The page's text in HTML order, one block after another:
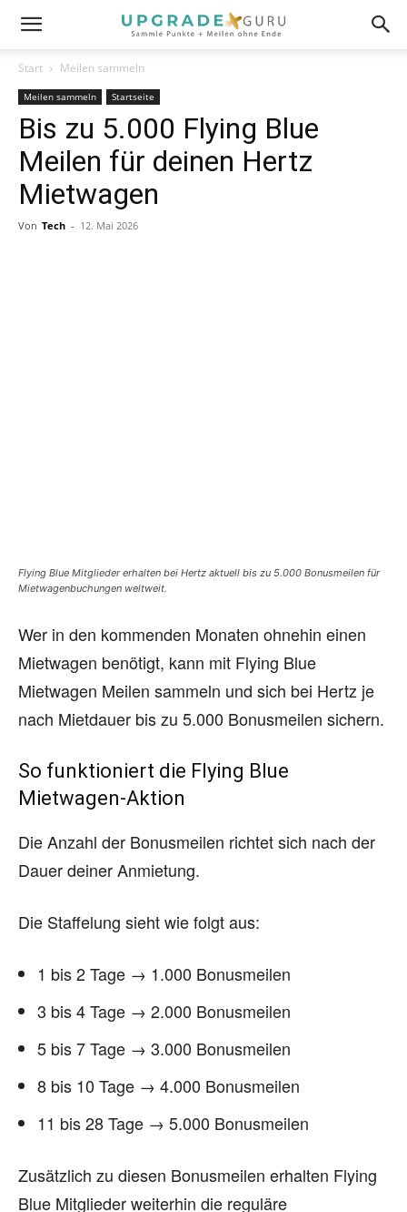
Start Meilen sammeln
Meilen sammeln Startseite
Bis zu 5.000 Flying Blue
Meilen für deinen Hertz
Mietwagen
Von Tech - 12. Mai 2026
Flying Blue Mitglieder erhalten bei Hertz aktuell bis zu 5.000 Bonusmeilen für
Mietwagenbuchungen weltweit.
Wer in den kommenden Monaten ohnehin einen
Mietwagen benötigt, kann mit Flying Blue
Mietwagen Meilen sammeln und sich bei Hertz je
nach Mietdauer bis zu 5.000 Bonusmeilen sichern.
So funktioniert die Flying Blue
Mietwagen-Aktion
Die Anzahl der Bonusmeilen richtet sich nach der
Dauer deiner Anmietung.
Die Staffelung sieht wie folgt aus:
1 bis 2 Tage → 1.000 Bonusmeilen
3 bis 4 Tage → 2.000 Bonusmeilen
5 bis 7 Tage → 3.000 Bonusmeilen
8 bis 10 Tage → 4.000 Bonusmeilen
11 bis 28 Tage → 5.000 Bonusmeilen
Zusätzlich zu diesen Bonusmeilen erhalten Flying
Blue Mitglieder weiterhin die reguläre